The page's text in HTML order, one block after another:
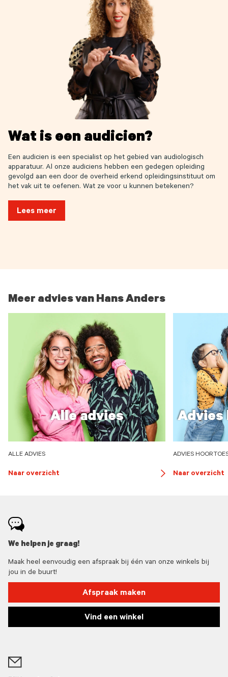
Wat is een audicien?
Een audicien is een specialist op het gebied van audiologisch
apparatuur. Al onze audiciens hebben een gedegen opleiding
gevolgd aan een door de overheid erkend opleidingsinstituut om
het vak uit te oefenen. Wat ze voor u kunnen betekenen?
Lees meer
Meer advies van Hans Anders
Alle advies
ALLE ADVIES
Naar overzicht
Advies
ADVIES
Naar overzicht
We helpen je graag!
Maak heel eenvoudig een afspraak bij één van onze winkels bij
jou in de buurt!
Afspraak maken
Vind een winkel